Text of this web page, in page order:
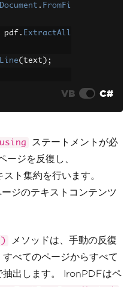
. FromFi
pdf . ExtractAll
( text );
VB C#
using
ステートメントが必
ージを反復し、
ト集約を行います。
ジのテキストコンテンツ
メソッドは、手動の反復
べてのページからすべて
抽出します。 IronPDFはペ